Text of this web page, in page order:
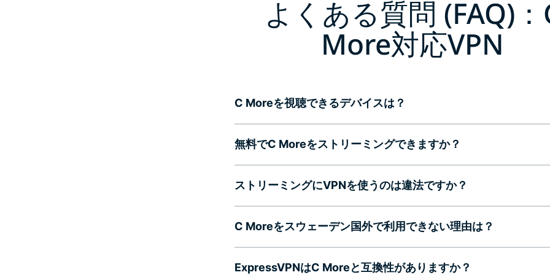
よくある質問 (FAQ)：
More対応VPN
C Moreを視聴できるデバイスは？
無料でC Moreをストリーミングできますか？
ストリーミングにVPNを使うのは違法ですか？
C Moreをスウェーデン国外で利用できない理由は？
ExpressVPNはC Moreと互換性がありますか？